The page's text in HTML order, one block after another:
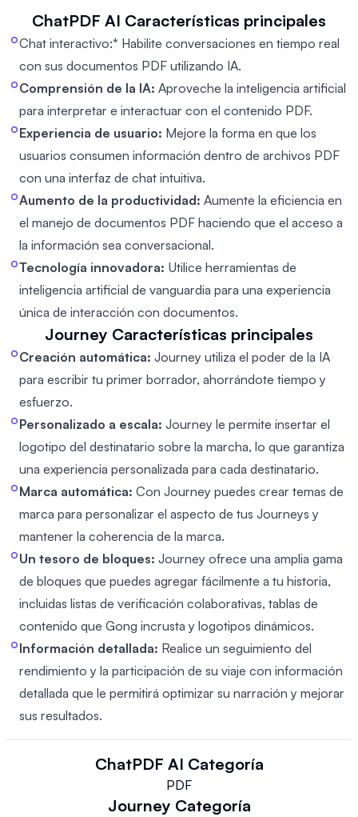
ChatPDF AI Características principales
Chat interactivo:* Habilite conversaciones en tiempo real
con sus documentos PDF utilizando IA.
Comprensión de la IA: Aproveche la inteligencia artificial
para interpretar e interactuar con el contenido PDF.
Experiencia de usuario: Mejore la forma en que los
usuarios consumen información dentro de archivos PDF
con una interfaz de chat intuitiva.
Aumento de la productividad: Aumente la eficiencia en
el manejo de documentos PDF haciendo que el acceso a
la información sea conversacional.
Tecnología innovadora: Utilice herramientas de
inteligencia artificial de vanguardia para una experiencia
única de interacción con documentos.
Journey Características principales
Creación automática: Journey utiliza el poder de la IA
para escribir tu primer borrador, ahorrándote tiempo y
esfuerzo.
Personalizado a escala: Journey le permite insertar el
logotipo del destinatario sobre la marcha, lo que garantiza
una experiencia personalizada para cada destinatario.
Marca automática: Con Journey puedes crear temas de
marca para personalizar el aspecto de tus Journeys y
mantener la coherencia de la marca.
Un tesoro de bloques: Journey ofrece una amplia gama
de bloques que puedes agregar fácilmente a tu historia,
incluidas listas de verificación colaborativas, tablas de
contenido que Gong incrusta y logotipos dinámicos.
Información detallada: Realice un seguimiento del
rendimiento y la participación de su viaje con información
detallada que le permitirá optimizar su narración y mejorar
sus resultados.
ChatPDF AI Categoría
PDF
Journey Categoría